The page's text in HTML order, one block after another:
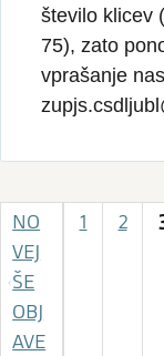
število klicev
75), zato
vprašanje
NO
VEJ
ŠE
OBJ
AVE
1 2